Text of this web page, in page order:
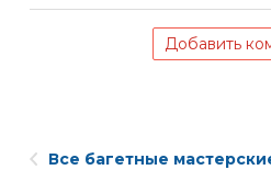
Добавить
Все багетные